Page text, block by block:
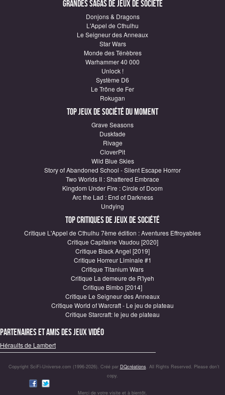
Grandes sagas de Jeux de société
Donjons & Dragons
L'Appel de Cthulhu
Le Seigneur des Anneaux
Star Wars
Monde des Ténèbres
Warhammer 40 000
Unlock !
Système D6
Le Trône de Fer
Rokugan
Top Jeux de société du moment
Grave Seasons
Duskfade
Rivage
CloverPit
Wild Blue Skies
Story of Abandoned School - Silent Escape Horror
Two Worlds II : Shattered Embrace
Kingdom Under Fire : Circle of Doom
Arc the Lad : End of Darkness
Undying
Top critiques de Jeux de société
Critique L'Appel de Cthulhu 7ème édition : Aventures Effroyables
Critique Capitaine Vaudou [2020]
Critique Black Angel [2019]
Critique Horreur Liminale #1
Critique Titanium Wars
Critique La demeure de R'lyeh
Critique Bimbo [2014]
Critique Le Seigneur des Anneaux
Critique World of Warcraft - Le jeu de plateau
Critique Starcraft: le jeu de plateau
Partenaires et amis des jeux vidéo
Héraults de Lambert
Copyright SciFi-Universe.com (1996-2026). Créé par DQcréations. All Rights Reserved. Please don’t
copy.
Merci de votre visite et à bientôt.